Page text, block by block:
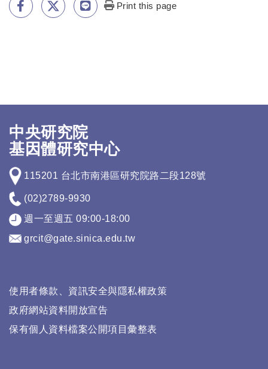
Print this page
中央研究院
基因體研究中心
115201 台北市南港區研究院路二段128號
(02)2789-9930
週一至週五 09:00-18:00
grcit@gate.sinica.edu.tw
使用者條款、資訊安全與隱私權政策
政府網站資料開放宣告
保有個人資料檔案公開項目彙整表